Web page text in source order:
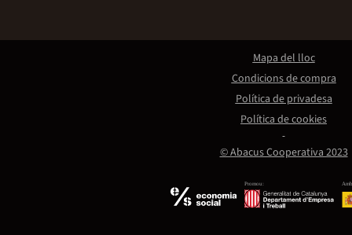
Promou:
© Abacus Cooperativa 2023
Mapa del lloc
Condicions de compra
Política de privadesa
Política de cookies